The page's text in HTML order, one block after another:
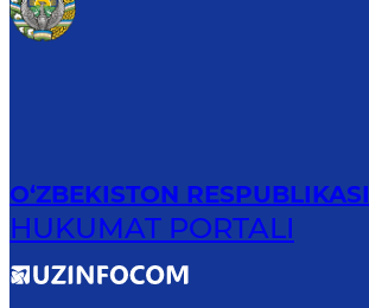
O‘ZBEKISTON RESPUBLIKASI
HUKUMAT PORTALI